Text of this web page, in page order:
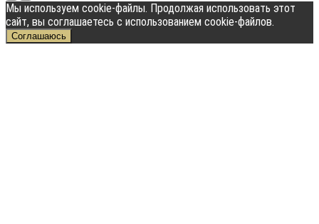
Мы используем cookie-файлы. Продолжая использовать этот
сайт, вы соглашаетесь с использованием cookie-файлов.
Соглашаюсь